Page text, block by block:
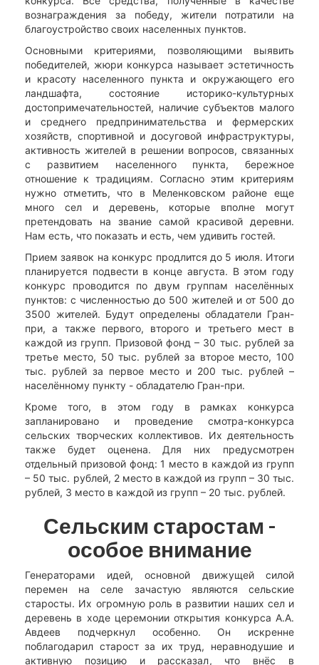
вознаграждения за победу, жители потратили на
благоустройство своих населенных пунктов.
Основными критериями, позволяющими выявить
победителей, жюри конкурса называет эстетичность
и красоту населенного пункта и окружающего его
ландшафта, состояние историко-культурных
достопримечательностей, наличие субъектов малого
и среднего предпринимательства и фермерских
хозяйств, спортивной и досуговой инфраструктуры,
активность жителей в решении вопросов, связанных
с развитием населенного пункта, бережное
отношение к традициям. Согласно этим критериям
нужно отметить, что в Меленковском районе еще
много сел и деревень, которые вполне могут
претендовать на звание самой красивой деревни.
Нам есть, что показать и есть, чем удивить гостей.
Прием заявок на конкурс продлится до 5 июля. Итоги
планируется подвести в конце августа. В этом году
конкурс проводится по двум группам населённых
пунктов: с численностью до 500 жителей и от 500 до
3500 жителей. Будут определены обладатели Гран-
при, а также первого, второго и третьего мест в
каждой из групп. Призовой фонд – 30 тыс. рублей за
третье место, 50 тыс. рублей за второе место, 100
тыс. рублей за первое место и 200 тыс. рублей –
населённому пункту - обладателю Гран-при.
Кроме того, в этом году в рамках конкурса
запланировано и проведение смотра-конкурса
сельских творческих коллективов. Их деятельность
также будет оценена. Для них предусмотрен
отдельный призовой фонд: 1 место в каждой из групп
– 50 тыс. рублей, 2 место в каждой из групп – 30 тыс.
рублей, 3 место в каждой из групп – 20 тыс. рублей.
Сельским старостам -
особое внимание
Генераторами идей, основной движущей силой
перемен на селе зачастую являются сельские
старосты. Их огромную роль в развитии наших сел и
деревень в ходе церемонии открытия конкурса А.А.
Авдеев подчеркнул особенно. Он искренне
поблагодарил старост за их труд, неравнодушие и
активную позицию и рассказал, что внёс в